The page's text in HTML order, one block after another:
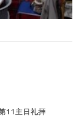
11主日礼拝